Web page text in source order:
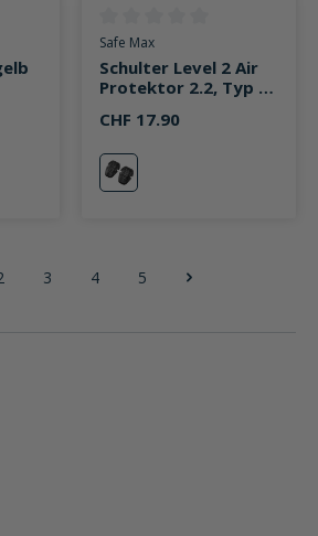
von 4 von 5 Sternen
Durchschnittliche Bewertung
Safe Max
Schulter Level 2 Air
Protektor 2.2, Typ B
CHF 17.90
schwarz
Seite
3 Seite
4 Seite
5